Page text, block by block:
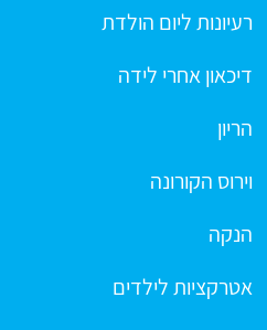
רעיונות ליום הולדת
דיכאון אחרי לידה
הריון
וירוס הקורונה
הנקה
אטרקציות לילדים